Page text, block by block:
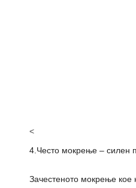
<
4.Често мокрење – силен
Зачестеното мокрење